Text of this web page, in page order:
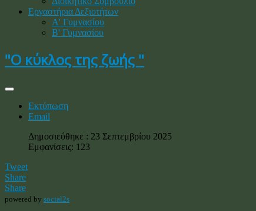
Εργαστήρια Δεξιοτήτων
Α' Γυμνασίου
Β' Γυμνασίου
"Ο κύκλος της ζωής "
Εκτύπωση
Email
Δημοσιεύθηκε : 23 Σεπτεμβρίου 2025
Εμφανίσεις: 123
Tweet
Share
Share
powered by social2s